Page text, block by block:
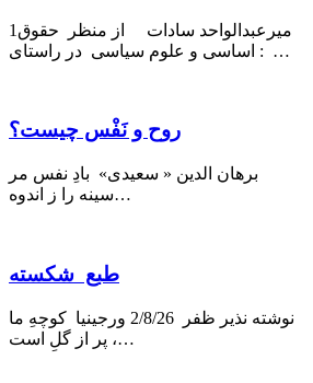
1میرعبدالواحد سادات از منظر حقوق
اساسی و علوم سیاسی در راستای : …
روح و نَفْس چیست؟
برهان الدین « سعیدی» بادِ نفس مر
سینه را ز اندوه…
طبع شکسته
نوشته نذیر ظفر 2/8/26 ورجینیا كوچهِ ما
پر از گلِ است ،…